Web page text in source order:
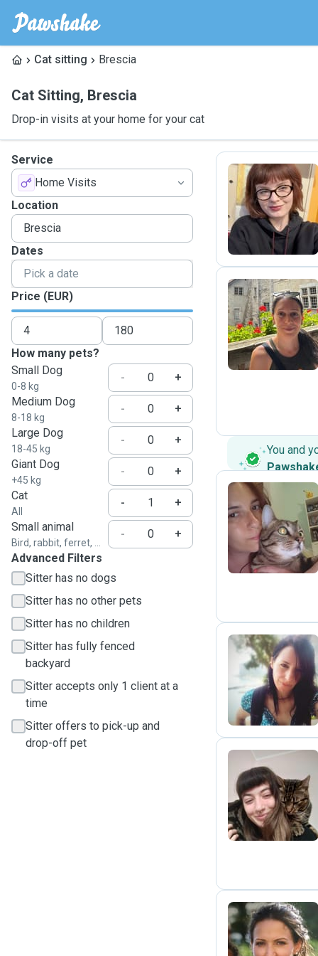
Cat sitting Brescia
Cat Sitting, Brescia
Drop-in visits at your home for your cat
Service
Home Visits
Location
Dates
Price (EUR)
How many pets?
Small Dog
0-8 kg
-
+
Medium Dog
8-18 kg
-
+
Large Dog
18-45 kg
-
+
Giant Dog
+45 kg
-
+
Cat
All
-
+
Small animal
Bird, rabbit, ferret, ...
-
+
Advanced Filters
Sitter has no dogs
Sitter has no other pets
Sitter has no children
Sitter has fully fenced
backyard
Sitter accepts only 1 client at a
time
Sitter offers to pick-up and
drop-off pet
A
F
You and
E
D
C
M